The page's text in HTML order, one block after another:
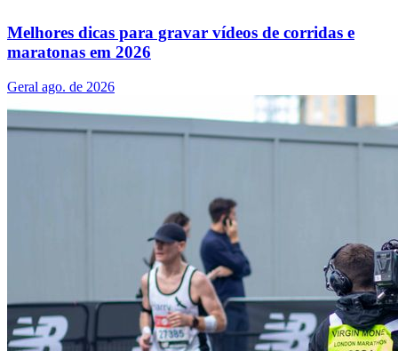
Melhores dicas para gravar vídeos de corridas e
maratonas em 2026
Geral ago. de 2026